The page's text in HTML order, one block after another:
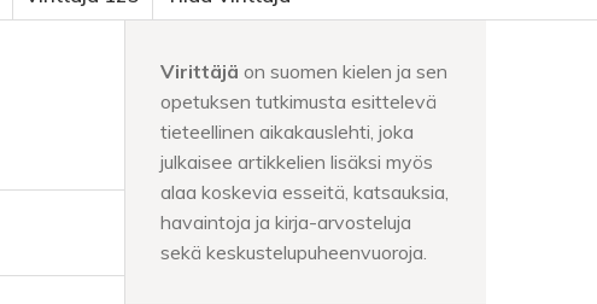
Virittäjä on suomen kielen ja sen
opetuksen tutkimusta esittelevä
tieteellinen aikakauslehti, joka
julkaisee artikkelien lisäksi myös
alaa koskevia esseitä, katsauksia,
havaintoja ja kirja-arvosteluja
sekä keskustelupuheenvuoroja.